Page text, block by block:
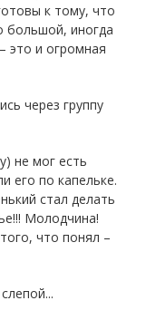
к тому, что
большой, иногда
это и огромная
через группу
не мог есть
его по капельке.
стал делать
Молодчина!
что понял –